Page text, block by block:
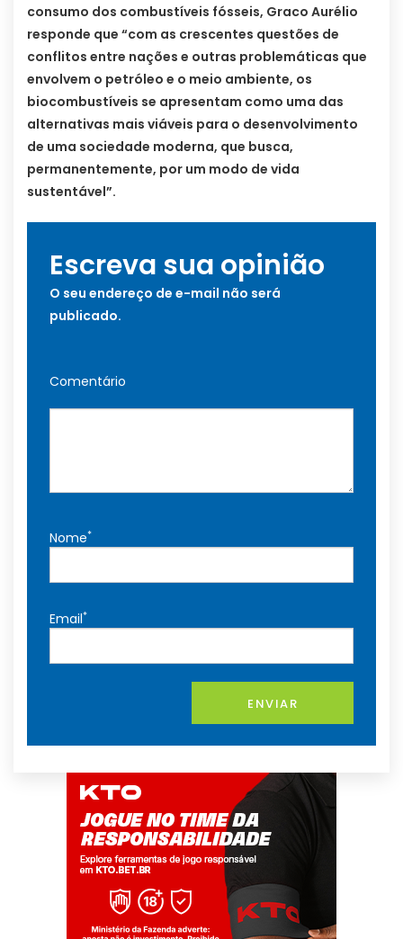
consumo dos combustíveis fósseis, Graco Aurélio
responde que “com as crescentes questões de
conflitos entre nações e outras problemáticas que
envolvem o petróleo e o meio ambiente, os
biocombustíveis se apresentam como uma das
alternativas mais viáveis para o desenvolvimento
de uma sociedade moderna, que busca,
permanentemente, por um modo de vida
sustentável”.
Escreva sua opinião
O seu endereço de e-mail não será
publicado.
Comentário
Nome*
Email*
ENVIAR